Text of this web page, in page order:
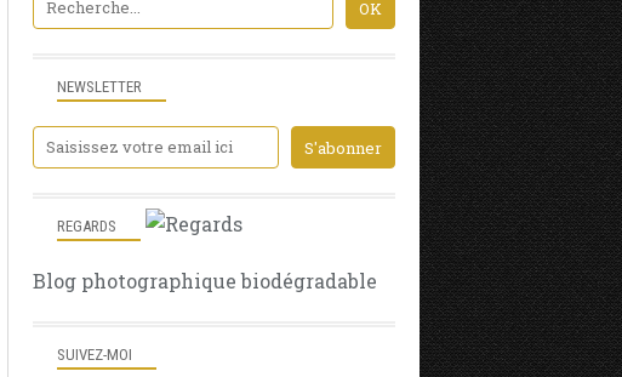
MONPAZIER
BASTIDE
FRANCE
NEWSLETTER
SUIVEZ-MOI
REGARDS
Blog photographique biodégradable